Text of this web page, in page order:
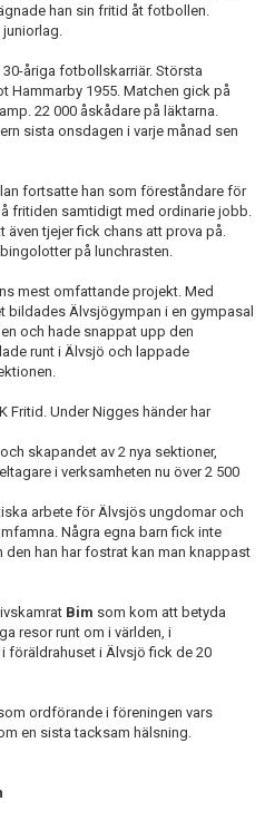
han sin fritid åt fotbollen.
åriga fotbollskarriär. Största
Hammarby 1955. Matchen gick på
22 000 åskådare på läktarna.
sista onsdagen i varje månad sen
fortsatte han som föreståndare för
fritiden samtidigt med ordinarie jobb.
tjejer fick chans att prova på.
på lunchrasten.
mest omfattande projekt. Med
Älvsjögympan i en gympasal
och hade snappat upp den
runt i Älvsjö och lappade
Fritid. Under Nigges händer har
skapandet av 2 nya sektioner,
i verksamheten nu över 2 500
arbete för Älvsjös ungdomar och
Några egna barn fick inte
den han har fostrat kan man knappast
Bim som kom att betyda
resor runt om i världen, i
föräldrahuset i Älvsjö fick de 20
ordförande i föreningen vars
en sista tacksam hälsning.